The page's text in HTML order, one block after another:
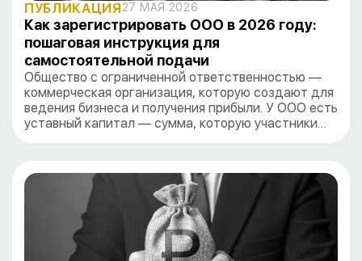
ПУБЛИКАЦИЯ27 МАЯ 2026
Как зарегистрировать ООО в 2026 году:
пошаговая инструкция для
самостоятельной подачи
Общество с ограниченной ответственностью —
коммерческая организация, которую создают для
ведения бизнеса и получения прибыли. У ООО есть
уставный капитал — сумма, которую участники…